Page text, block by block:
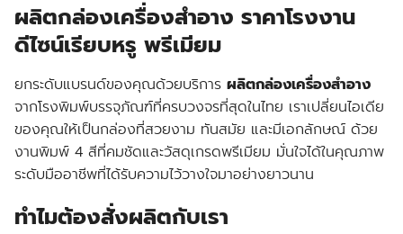
ผลิตกล่องเครื่องสำอาง ราคาโรงงาน
ดีไซน์เรียบหรู พรีเมียม
ยกระดับแบรนด์ของคุณด้วยบริการ ผลิตกล่องเครื่องสำอาง
จากโรงพิมพ์บรรจุภัณฑ์ที่ครบวงจรที่สุดในไทย เราเปลี่ยนไอเดีย
ของคุณให้เป็นกล่องที่สวยงาม ทันสมัย และมีเอกลักษณ์ ด้วย
งานพิมพ์ 4 สีที่คมชัดและวัสดุเกรดพรีเมียม มั่นใจได้ในคุณภาพ
ระดับมืออาชีพที่ได้รับความไว้วางใจมาอย่างยาวนาน
ทำไมต้องสั่งผลิตกับเรา